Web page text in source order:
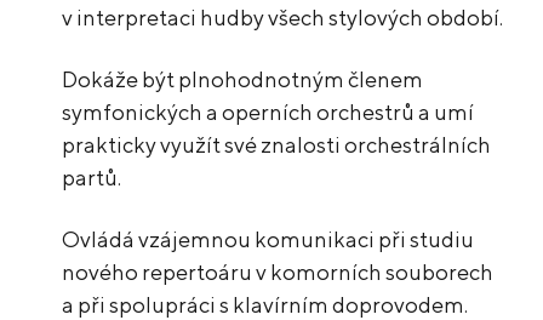
v interpretaci hudby všech stylových období.
Dokáže být plnohodnotným členem
symfonických a operních orchestrů a umí
prakticky využít své znalosti orchestrálních
partů.
Ovládá vzájemnou komunikaci při studiu
nového repertoáru v komorních souborech
a při spolupráci s klavírním doprovodem.